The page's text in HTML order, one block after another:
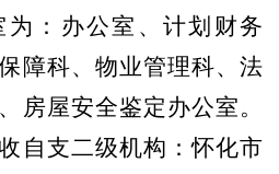
：办公室、计划财务
障科、物业管理科、法
房屋安全鉴定办公室。
自支二级机构 ：怀化市